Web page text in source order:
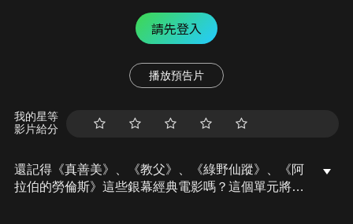
請先登入
播放預告片
我的星等
影片給分
還記得《真善美》、《教父》、《綠野仙蹤》、《阿
拉伯的勞倫斯》這些銀幕經典電影嗎？這個單元將帶